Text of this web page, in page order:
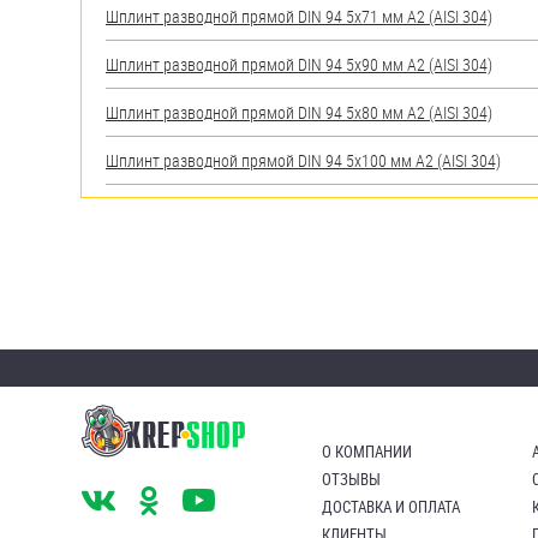
Шплинт разводной прямой DIN 94 5х71 мм А2 (AISI 304)
Шплинт разводной прямой DIN 94 5х90 мм А2 (AISI 304)
Шплинт разводной прямой DIN 94 5х80 мм А2 (AISI 304)
Шплинт разводной прямой DIN 94 5х100 мм А2 (AISI 304)
О КОМПАНИИ
ОТЗЫВЫ
ДОСТАВКА И ОПЛАТА